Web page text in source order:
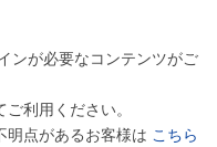
ンが必要なコンテンツがご
利用ください。
明点があるお客様は こちら